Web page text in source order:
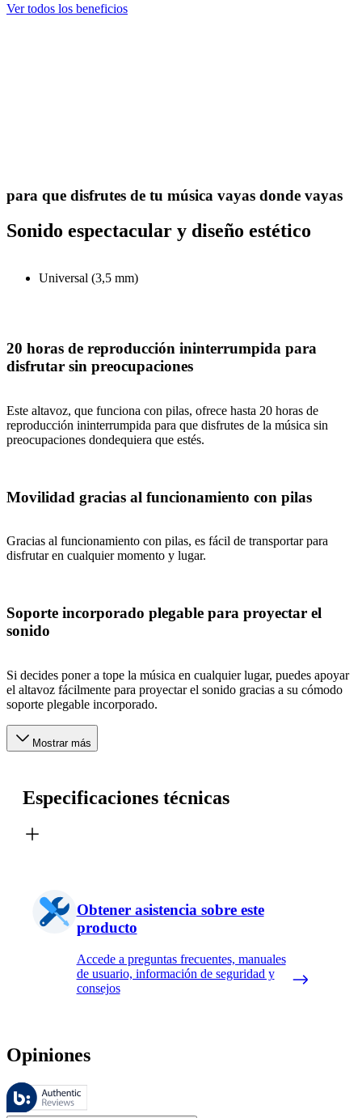
Ver todos los beneficios
para que disfrutes de tu música vayas donde vayas
Sonido espectacular y diseño estético
Universal (3,5 mm)
20 horas de reproducción ininterrumpida para
disfrutar sin preocupaciones
Este altavoz, que funciona con pilas, ofrece hasta 20 horas de
reproducción ininterrumpida para que disfrutes de la música sin
preocupaciones dondequiera que estés.
Movilidad gracias al funcionamiento con pilas
Gracias al funcionamiento con pilas, es fácil de transportar para
disfrutar en cualquier momento y lugar.
Soporte incorporado plegable para proyectar el
sonido
Si decides poner a tope la música en cualquier lugar, puedes apoyar
el altavoz fácilmente para proyectar el sonido gracias a su cómodo
soporte plegable incorporado.
Mostrar más
Especificaciones técnicas
Obtener asistencia sobre este
producto
Accede a preguntas frecuentes, manuales
de usuario, información de seguridad y
consejos
Opiniones
Estas reseñas las gestiona Bazaarvoice y cumplen con la política de